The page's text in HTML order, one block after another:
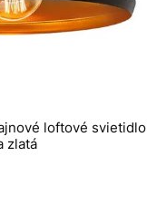
loftové svietidlo
zlatá